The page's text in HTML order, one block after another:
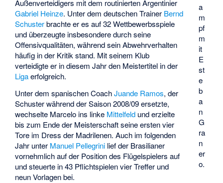
a
m
pf
m
it
E
st
e
b
a
n
G
ra
n
er
o.
Außenverteidigers mit dem routinierten Argentinier
Gabriel Heinze. Unter dem deutschen Trainer Bernd
Schusterbrachte er es auf 32 Wettbewerbsspiele
und überzeugte insbesondere durch seine
Offensivqualitäten, während sein Abwehrverhalten
häufig in der Kritik stand. Mit seinem Klub
verteidigte er in diesem Jahr den Meistertitel in der
Ligaerfolgreich.
Unter dem spanischen CoachJuande Ramos, der
Schuster während der Saison 2008/09 ersetzte,
wechselte Marcelo ins linke Mittelfeld und erzielte
bis zum Ende der Meisterschaft seine ersten vier
Tore im Dress der Madrilenen. Auch im folgenden
Jahr unter Manuel Pellegrini lief der Brasilianer
vornehmlich auf der Position des Flügelspielers auf
und steuerte in 43 Pflichtspielen vier Treffer und
neun Vorlagen bei.